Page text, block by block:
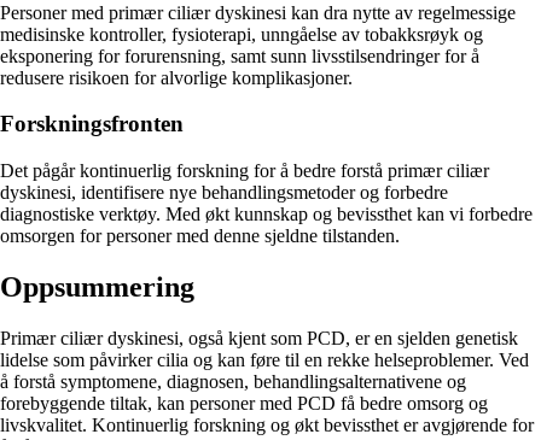
Personer med primær ciliær dyskinesi kan dra nytte av regelmessige
medisinske kontroller, fysioterapi, unngåelse av tobakksrøyk og
eksponering for forurensning, samt sunn livsstilsendringer for å
redusere risikoen for alvorlige komplikasjoner.
Forskningsfronten
Det pågår kontinuerlig forskning for å bedre forstå primær ciliær
dyskinesi, identifisere nye behandlingsmetoder og forbedre
diagnostiske verktøy. Med økt kunnskap og bevissthet kan vi forbedre
omsorgen for personer med denne sjeldne tilstanden.
Oppsummering
Primær ciliær dyskinesi, også kjent som PCD, er en sjelden genetisk
lidelse som påvirker cilia og kan føre til en rekke helseproblemer. Ved
å forstå symptomene, diagnosen, behandlingsalternativene og
forebyggende tiltak, kan personer med PCD få bedre omsorg og
livskvalitet. Kontinuerlig forskning og økt bevissthet er avgjørende for